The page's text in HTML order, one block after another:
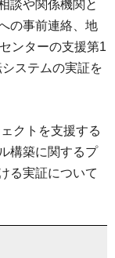
談や関係機関と
の事前連絡、地
ンターの支援第1
ステムの実証を
クトを支援する
構築に関するプ
る実証について